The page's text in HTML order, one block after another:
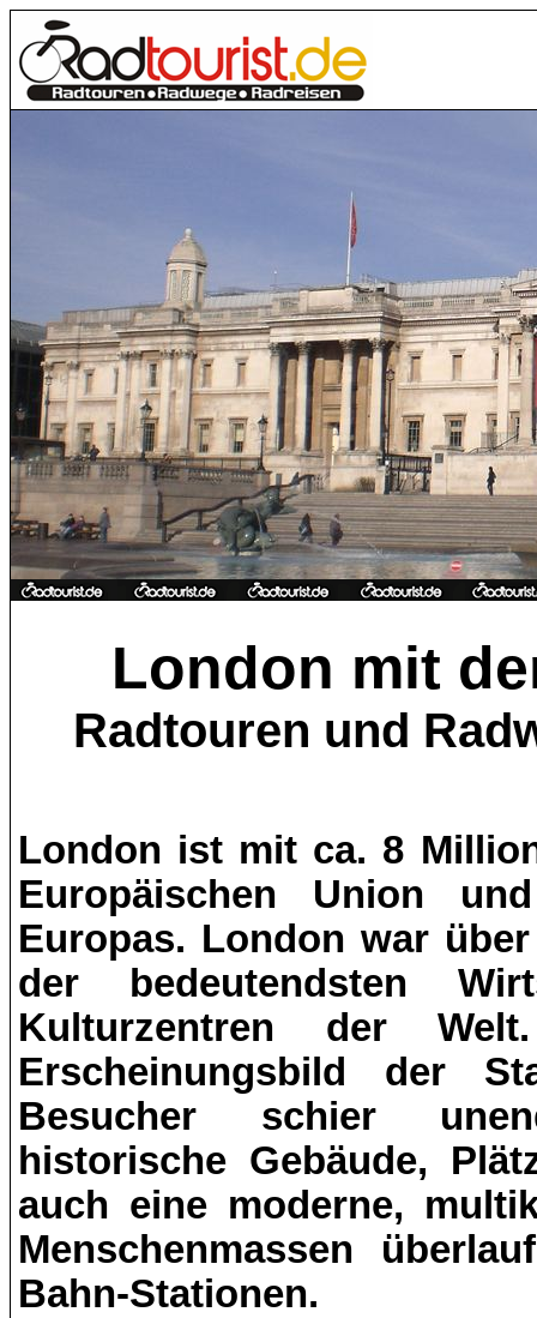
London mit
Radtouren und
London ist mit ca. 8
Europäischen Union
Europas. London war
der bedeutendsten
Kulturzentren der
Erscheinungsbild der
Besucher schier
historische Gebäude,
auch eine moderne,
Menschenmassen
Bahn-Stationen.